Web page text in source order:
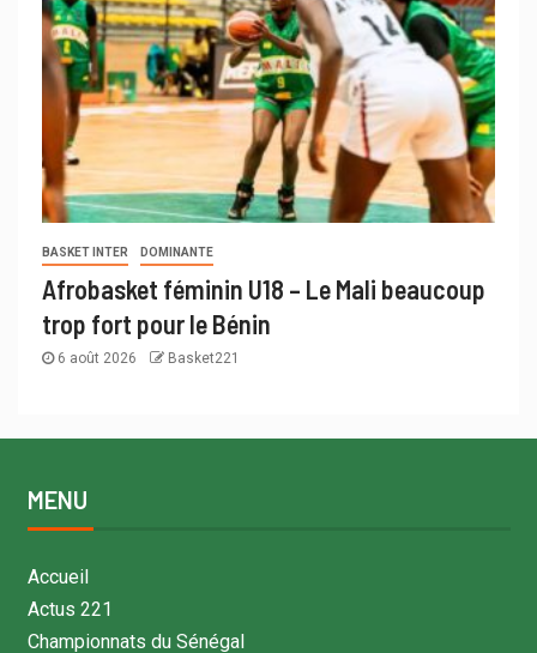
BASKET INTER DOMINANTE
Afrobasket féminin U18 – Le Mali beaucoup
trop fort pour le Bénin
6 août 2026 Basket221
MENU
Accueil
Actus 221
Championnats du Sénégal